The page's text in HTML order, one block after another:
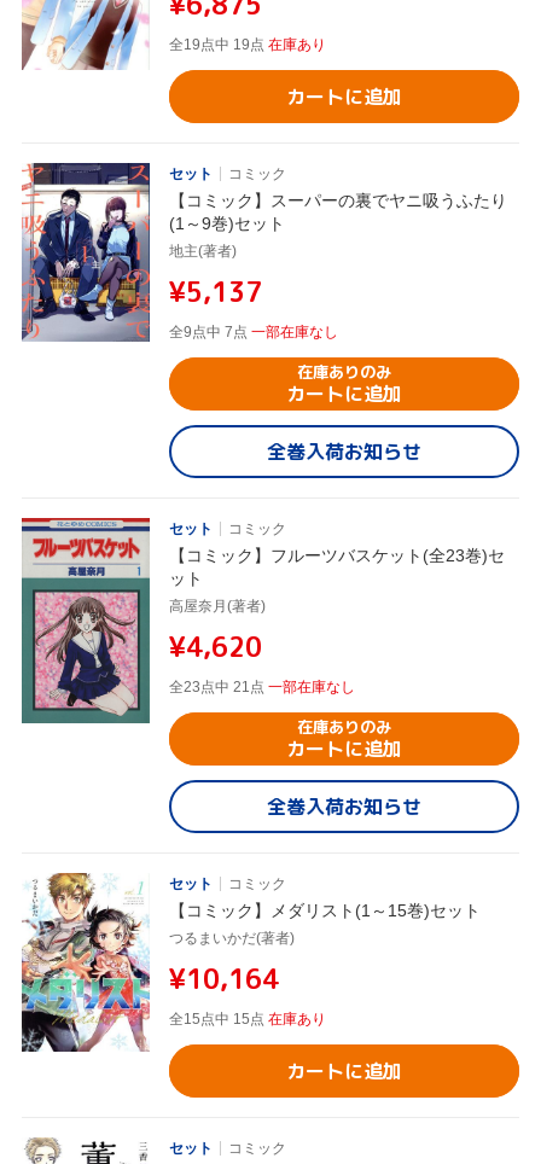
全19点中 19点 在庫あり
カートに追加
セット コミック
【コミック】スーパーの裏でヤニ吸うふたり
(1～9巻)セット
地主(著者)
¥5,137
全9点中 7点 一部在庫なし
在庫ありのみ
カートに追加
全巻入荷お知らせ
セット コミック
【コミック】フルーツバスケット(全23巻)セ
ット
高屋奈月(著者)
¥4,620
全23点中 21点 一部在庫なし
在庫ありのみ
カートに追加
全巻入荷お知らせ
セット コミック
【コミック】メダリスト(1～15巻)セット
つるまいかだ(著者)
¥10,164
全15点中 15点 在庫あり
カートに追加
セット コミック